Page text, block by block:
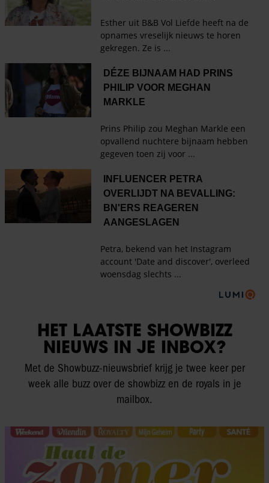
HET LAATSTE SHOWBIZZ
NIEUWS IN JE INBOX?
Met de Showbuzz-nieuwsbrief krijg je twee keer per
week alle buzz over de showbizz en de royals in je
mailbox.